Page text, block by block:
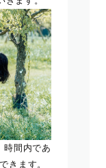
時間内であ
きます。